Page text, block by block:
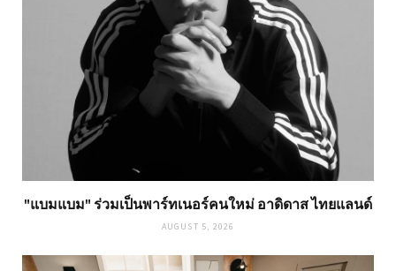
"แบมแบม" ร่วมเป็นพาร์ทเนอร์คนใหม่ อาดิดาส ไทยแลนด์
AUGUST 5, 2026